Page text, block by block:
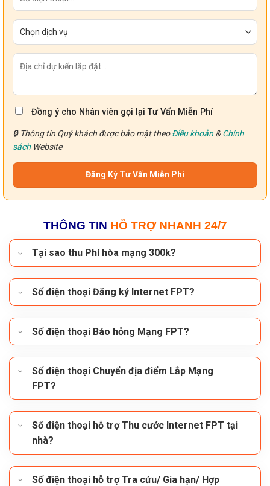
Đồng ý cho Nhân viên gọi lại Tư Vấn Miễn Phí
🔒 Thông tin Quý khách được bảo mật theoĐiều khoản & Chính
sách Website
THÔNG TIN HỖ TRỢ NHANH 24/7
Tại sao thu Phí hòa mạng 300k?
Số điện thoại Đăng ký Internet FPT?
Số điện thoại Báo hỏng Mạng FPT?
Số điện thoại Chuyển địa điểm Lắp Mạng
FPT?
Số điện thoại hỗ trợ Thu cước Internet FPT tại
nhà?
Số điện thoại hỗ trợ Tra cứu/ Gia hạn/ Hợp